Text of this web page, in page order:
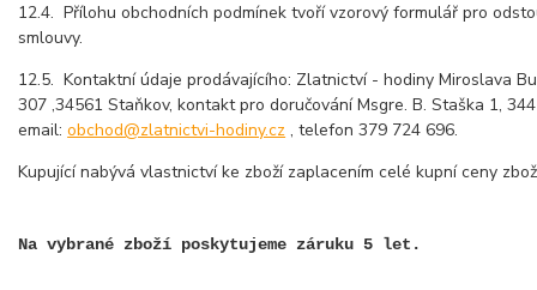
12.4. Přílohu obchodních podmínek tvoří vzorový formulář pro
smlouvy.
12.5. Kontaktní údaje prodávajícího: Zlatnictví - hodiny Miroslava
307 ,34561 Staňkov, kontakt pro doručování Msgre. B. Staška 1,
email:obchod@zlatnictvi-hodiny.cz , telefon 379 724 696.
Kupující nabývá vlastnictví ke zboží zaplacením celé kupní ceny
Na vybrané zboží poskytujeme záruku 5 let.